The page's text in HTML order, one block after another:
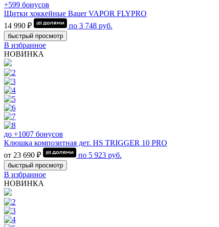
+599 бонусов
Щитки хоккейные Bauer VAPOR FLYPRO
14 990 ₽
по 3 748 руб.
быстрый просмотр
В избранное
НОВИНКА
до +1007 бонусов
Клюшка композитная дет. HS TRIGGER 10 PRO
от 23 690 ₽
по 5 923 руб.
быстрый просмотр
В избранное
НОВИНКА